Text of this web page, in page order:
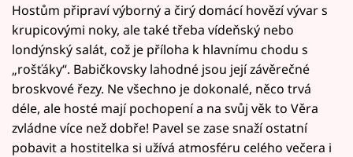
Hostům připraví výborný a čirý domácí hovězí vývar s
krupicovými noky, ale také třeba vídeňský nebo
londýnský salát, což je příloha k hlavnímu chodu s
„rošťáky“. Babičkovsky lahodné jsou její závěrečné
broskvové řezy. Ne všechno je dokonalé, něco trvá
déle, ale hosté mají pochopení a na svůj věk to Věra
zvládne více než dobře! Pavel se zase snaží ostatní
pobavit a hostitelka si užívá atmosféru celého večera i